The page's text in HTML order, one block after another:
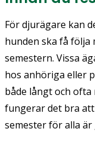
För djurägare kan
hunden ska få följa
semestern. Vissa
hos anhöriga eller
både långt och ofta
fungerar det bra
semester för alla